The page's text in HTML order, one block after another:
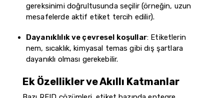
gereksinimi doğrultusunda seçilir (örneğin, uzun
mesafelerde aktif etiket tercih edilir).
Dayanıklılık ve çevresel koşullar: Etiketlerin
nem, sıcaklık, kimyasal temas gibi dış şartlara
dayanıklı olması gerekebilir.
Ek Özellikler ve Akıllı Katmanlar